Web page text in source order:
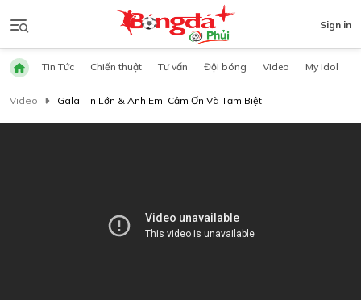
Sign in
Tin Tức Chiến thuật Tư vấn Đội bóng Video My idol
Video Gala Tin Lớn & Anh Em: Cảm Ơn Và Tạm Biệt!